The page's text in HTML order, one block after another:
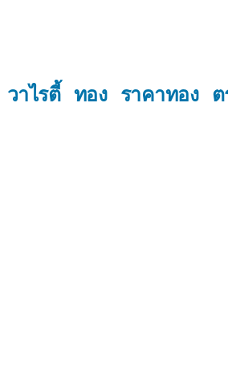
วาไรตี้ ทอง ราคาทอง